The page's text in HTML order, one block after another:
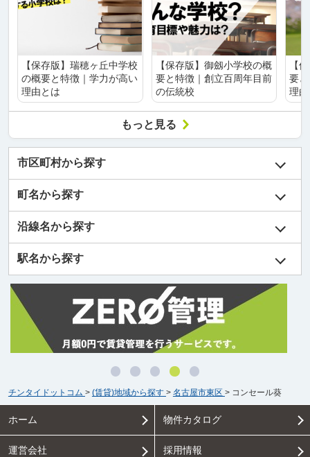
【保存版】瑞穂ヶ丘中学校
の概要と特徴｜学力が高い
理由とは
【保存版】御劔小学校の概
要と特徴｜創立百周年目前
の伝統校
【
要
理
もっと見る
市区町村から探す
町名から探す
沿線名から探す
駅名から探す
チンタイドットコム > (賃貸)地域から探す > 名古屋市東区 > コンセール葵
ホーム 物件カタログ
運営会社 採用情報